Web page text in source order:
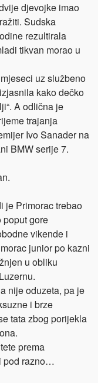
djevojke imao
Sudska
rezultirala
tikvan morao u
uz službeno
kako dečko
A odlična je
trajanja
Ivo Sanader na
BMW serije 7.
je Primorac trebao
gore
vikende i
junior po kazni
u obliku
nije oduzeta, pa je
i brze
tata zbog porijekla
prema
pod razno…